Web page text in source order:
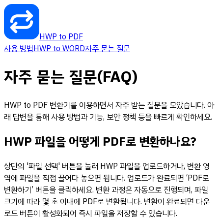
HWP to PDF
사용 방법HWP to WORD자주 묻는 질문
자주 묻는 질문(FAQ)
HWP to PDF 변환기를 이용하면서 자주 받는 질문을 모았습니다. 아
래 답변을 통해 사용 방법과 기능, 보안 정책 등을 빠르게 확인하세요.
HWP 파일을 어떻게 PDF로 변환하나요?
상단의 '파일 선택' 버튼을 눌러 HWP 파일을 업로드하거나, 변환 영
역에 파일을 직접 끌어다 놓으면 됩니다. 업로드가 완료되면 ‘PDF로
변환하기’ 버튼을 클릭하세요. 변환 과정은 자동으로 진행되며, 파일
크기에 따라 몇 초 이내에 PDF로 변환됩니다. 변환이 완료되면 다운
로드 버튼이 활성화되어 즉시 파일을 저장할 수 있습니다.